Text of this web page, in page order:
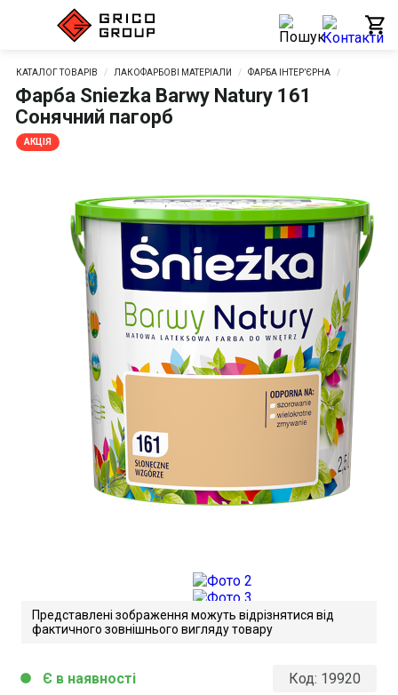
КАТАЛОГ ТОВАРІВ ЛАКОФАРБОВІ МАТЕРІАЛИ ФАРБА ІНТЕР’ЄРНА
Фарба Sniezka Barwy Natury 161
Сонячний пагорб
Представлені зображення можуть відрізнятися від
фактичного зовнішнього вигляду товару
АКЦІЯ
Код: 19920
circle Є в наявності